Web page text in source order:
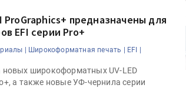
ProGraphics+ предназначены для
EFI серии Pro+
| Широкоформатная печать | EFI |
новых широкоформатных UV-LED
а также новые УФ-чернила серии
Росприроднадзор запускает